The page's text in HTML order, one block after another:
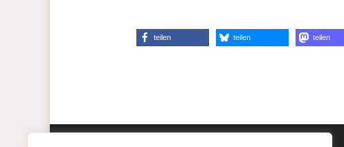
teilen teilen teilen